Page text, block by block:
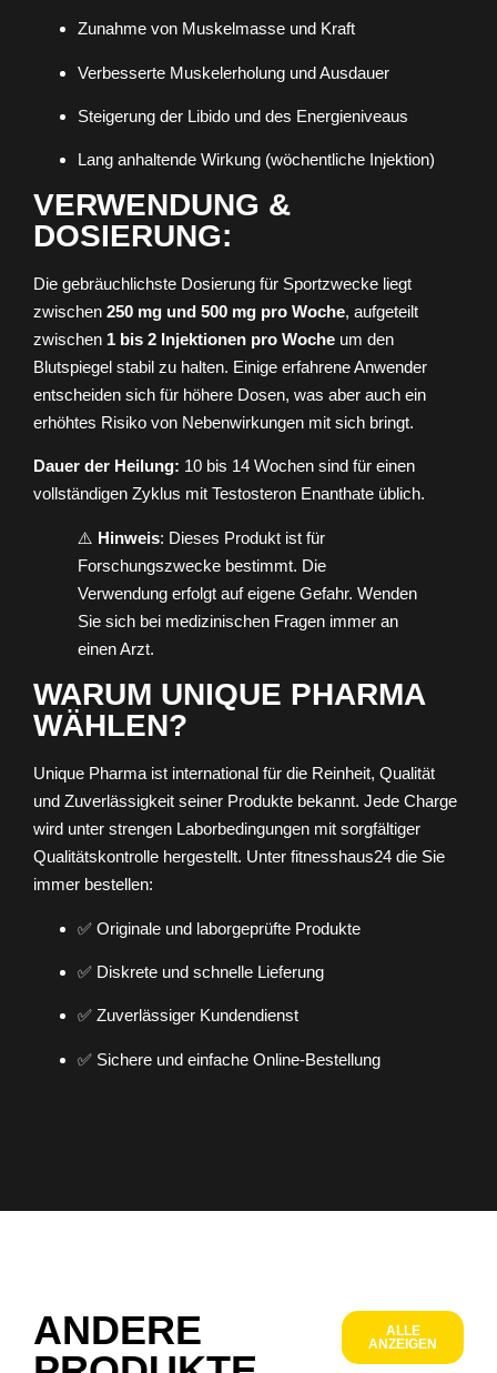
Zunahme von Muskelmasse und Kraft
Verbesserte Muskelerholung und Ausdauer
Steigerung der Libido und des Energieniveaus
Lang anhaltende Wirkung (wöchentliche Injektion)
VERWENDUNG &
DOSIERUNG:
Die gebräuchlichste Dosierung für Sportzwecke liegt
zwischen 250 mg und 500 mg pro Woche, aufgeteilt
zwischen 1 bis 2 Injektionen pro Woche um den
Blutspiegel stabil zu halten. Einige erfahrene Anwender
entscheiden sich für höhere Dosen, was aber auch ein
erhöhtes Risiko von Nebenwirkungen mit sich bringt.
Dauer der Heilung: 10 bis 14 Wochen sind für einen
vollständigen Zyklus mit Testosteron Enanthate üblich.
⚠️ Hinweis: Dieses Produkt ist für
Forschungszwecke bestimmt. Die
Verwendung erfolgt auf eigene Gefahr. Wenden
Sie sich bei medizinischen Fragen immer an
einen Arzt.
WARUM UNIQUE PHARMA
WÄHLEN?
Unique Pharma ist international für die Reinheit, Qualität
und Zuverlässigkeit seiner Produkte bekannt. Jede Charge
wird unter strengen Laborbedingungen mit sorgfältiger
Qualitätskontrolle hergestellt. Unter fitnesshaus24 die Sie
immer bestellen:
✅ Originale und laborgeprüfte Produkte
✅ Diskrete und schnelle Lieferung
✅ Zuverlässiger Kundendienst
✅ Sichere und einfache Online-Bestellung
ANDERE
ALLE
ANZEIGEN